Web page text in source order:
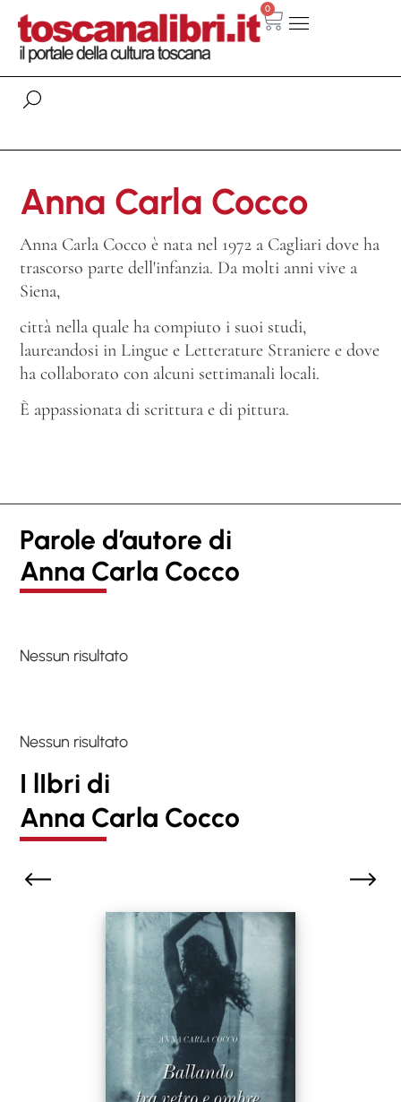
0
Anna Carla Cocco
Anna Carla Cocco è nata nel 1972 a Cagliari dove ha
trascorso parte dell'infanzia. Da molti anni vive a
Siena,
città nella quale ha compiuto i suoi studi,
laureandosi in Lingue e Letterature Straniere e dove
ha collaborato con alcuni settimanali locali.
È appassionata di scrittura e di pittura.
Parole d’autore di
Anna Carla Cocco
Nessun risultato
Nessun risultato
I lIbri di
Anna Carla Cocco